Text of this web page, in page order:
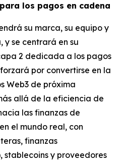
los pagos en cadena
su marca, su equipo y
y se centrará en su
2 dedicada a los pagos
por convertirse en la
Web3 de próxima
allá de la eficiencia de
las finanzas de
el mundo real, con
finanzas
stablecoins y proveedores